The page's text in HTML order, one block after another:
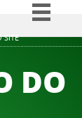
SITE
DO